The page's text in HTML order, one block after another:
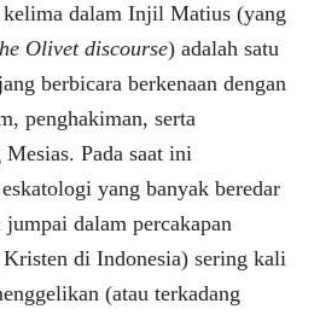
dalam Injil Matius (yang
Olivet discourse) adalah satu
berbicara berkenaan dengan
penghakiman, serta
Mesias. Pada saat ini
yang banyak beredar
dalam percakapan
Kristen di Indonesia) sering kali
(atau terkadang